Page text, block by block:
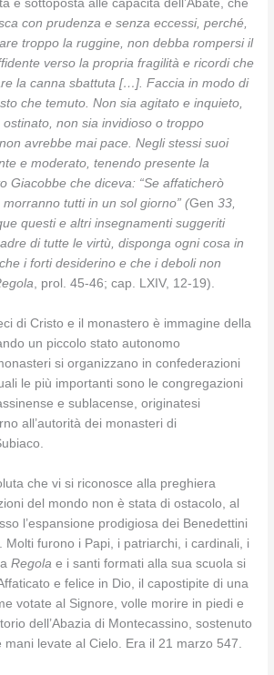
è sottoposta alle capacità dell’Abate, che
con prudenza e senza eccessi, perché,
troppo la ruggine, non debba rompersi il
verso la propria fragilità e ricordi che
la canna sbattuta […]. Faccia in modo di
che temuto. Non sia agitato e inquieto,
non sia invidioso o troppo
avrebbe mai pace. Negli stessi suoi
e moderato, tenendo presente la
Giacobbe che diceva: “Se affaticherò
tutti in un sol giorno” (Gen 33,
questi e altri insegnamenti suggeriti
di tutte le virtù, disponga ogni cosa in
i forti desiderino e che i deboli non
, prol. 45-46; cap. LXIV, 12-19).
di Cristo e il monastero è immagine della
un piccolo stato autonomo
si organizzano in confederazioni
le più importanti sono le congregazioni
e sublacense, originatesi
all’autorità dei monasteri di
che vi si riconosce alla preghiera
del mondo non è stata di ostacolo, al
l’espansione prodigiosa dei Benedettini
Molti furono i Papi, i patriarchi, i cardinali, i
Regola e i santi formati alla sua scuola si
e felice in Dio, il capostipite di una
votate al Signore, volle morire in piedi e
dell’Abazia di Montecassino, sostenuto
mani levate al Cielo. Era il 21 marzo 547.